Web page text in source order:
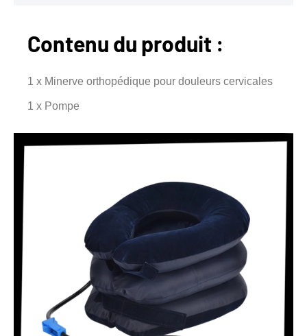
Contenu du produit :
1 x Minerve orthopédique pour douleurs cervicales
1 x Pompe